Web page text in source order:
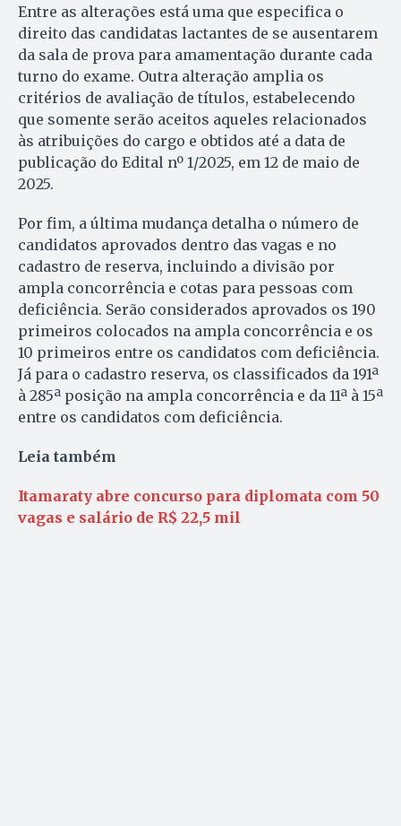
Entre as alterações está uma que especifica o
direito das candidatas lactantes de se ausentarem
da sala de prova para amamentação durante cada
turno do exame. Outra alteração amplia os
critérios de avaliação de títulos, estabelecendo
que somente serão aceitos aqueles relacionados
às atribuições do cargo e obtidos até a data de
publicação do Edital nº 1/2025, em 12 de maio de
2025.
Por fim, a última mudança detalha o número de
candidatos aprovados dentro das vagas e no
cadastro de reserva, incluindo a divisão por
ampla concorrência e cotas para pessoas com
deficiência. Serão considerados aprovados os 190
primeiros colocados na ampla concorrência e os
10 primeiros entre os candidatos com deficiência.
Já para o cadastro reserva, os classificados da 191ª
à 285ª posição na ampla concorrência e da 11ª à 15ª
entre os candidatos com deficiência.
Leia também
Itamaraty abre concurso para diplomata com 50
vagas e salário de R$ 22,5 mil